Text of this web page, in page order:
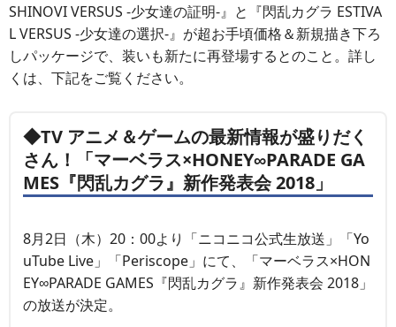
SHINOVI VERSUS -少女達の証明-』と『閃乱カグラ ESTIVA
L VERSUS -少女達の選択-』が超お手頃価格＆新規描き下ろ
しパッケージで、装いも新たに再登場するとのこと。詳し
くは、下記をご覧ください。
◆TV アニメ＆ゲームの最新情報が盛りだく
さん！「マーベラス×HONEY∞PARADE GA
MES『閃乱カグラ』新作発表会 2018」
8月2日（木）20：00より「ニコニコ公式生放送」「Yo
uTube Live」「Periscope」にて、「マーベラス×HON
EY∞PARADE GAMES『閃乱カグラ』新作発表会 2018」
の放送が決定。